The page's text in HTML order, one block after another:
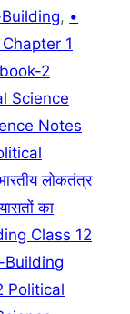
, •
1
2
Science
Notes
लोकतंत्र
का
Class 12
Building
Political